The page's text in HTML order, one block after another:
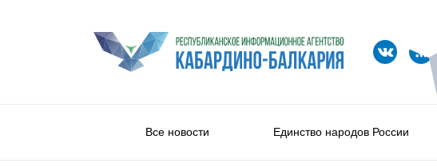
Все новости Единство народов России